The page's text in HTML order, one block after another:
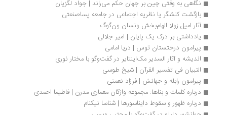
نگاهی به وقتی چین بر جهان حکم می‌راند | جواد لگزیان
بازگشت کنشگر یا نظریه اجتماعی در جامعه پساصنعتی
آثار امیل زولا الهام‌بخش ونسان ون‌گوگ
یادداشتی بر درک یک پایان | امیر جلالی
پیرامون درختستان توس | دریا امامی
اندیشه و آثار السدیر مک‌اینتایر در گفت‌وگو با مختار نوری
التبیان فی تفسیر القرآن | شیخ طوسی
پیرامون رابله و جهانش | فرزاد نعمتی
درباره کلمات و بناها: مجموعه واژگان معماری مدرن | فاطیما احمدی
درباره ظهور و سقوط دایناسورها | شناسا نیکنام